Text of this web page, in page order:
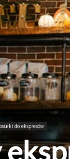
do ekspresów